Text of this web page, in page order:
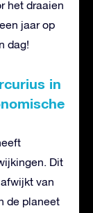
het draaien
jaar op
dag!
in
Dit
van
de planeet